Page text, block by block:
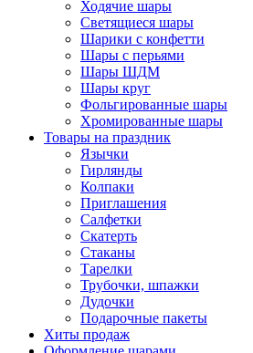
Ходячие шары
Светящиеся шары
Шарики с конфетти
Шары с перьями
Шары ШДМ
Шары круг
Фольгированные шары
Хромированные шары
Товары на праздник
Язычки
Гирлянды
Колпаки
Приглашения
Салфетки
Скатерть
Стаканы
Тарелки
Трубочки, шпажки
Дудочки
Подарочные пакеты
Хиты продаж